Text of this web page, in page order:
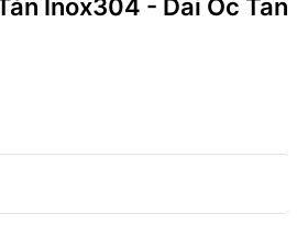
Inox304 - Dai Oc Tan